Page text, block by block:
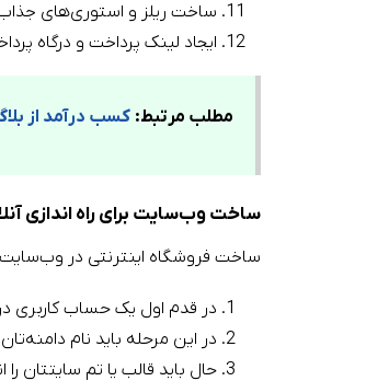
ساخت ریلز و استوری‌های
ایجاد لینک پرداخت و درگاه
مطلب مرتبط: کسب درآمد از
ساخت وب‌سایت برای راه اندازی
ساخت فروشگاه اینترنتی در
در قدم اول یک حساب کاربری
در این مرحله باید نام
حال باید قالب یا تم سایتتان را